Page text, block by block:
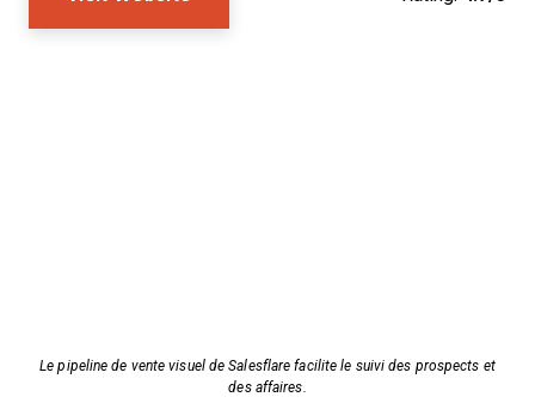
Le pipeline de vente visuel de Salesflare facilite le suivi des prospects et
des affaires.